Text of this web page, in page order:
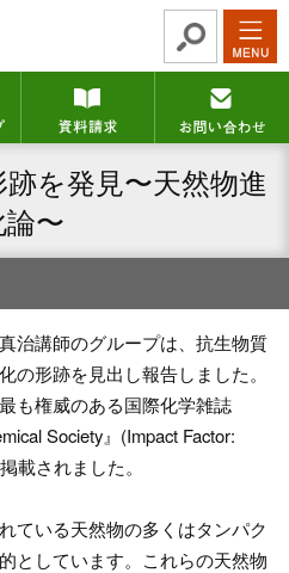
キャンパスマップ 資料請求
を発見〜天然物進
〜
治講師のグループは、抗生物質
の形跡を見出し報告しました。
も権威のある国際化学雑誌
Society』(Impact Factor:
載されました。
ている天然物の多くはタンパク
としています。これらの天然物